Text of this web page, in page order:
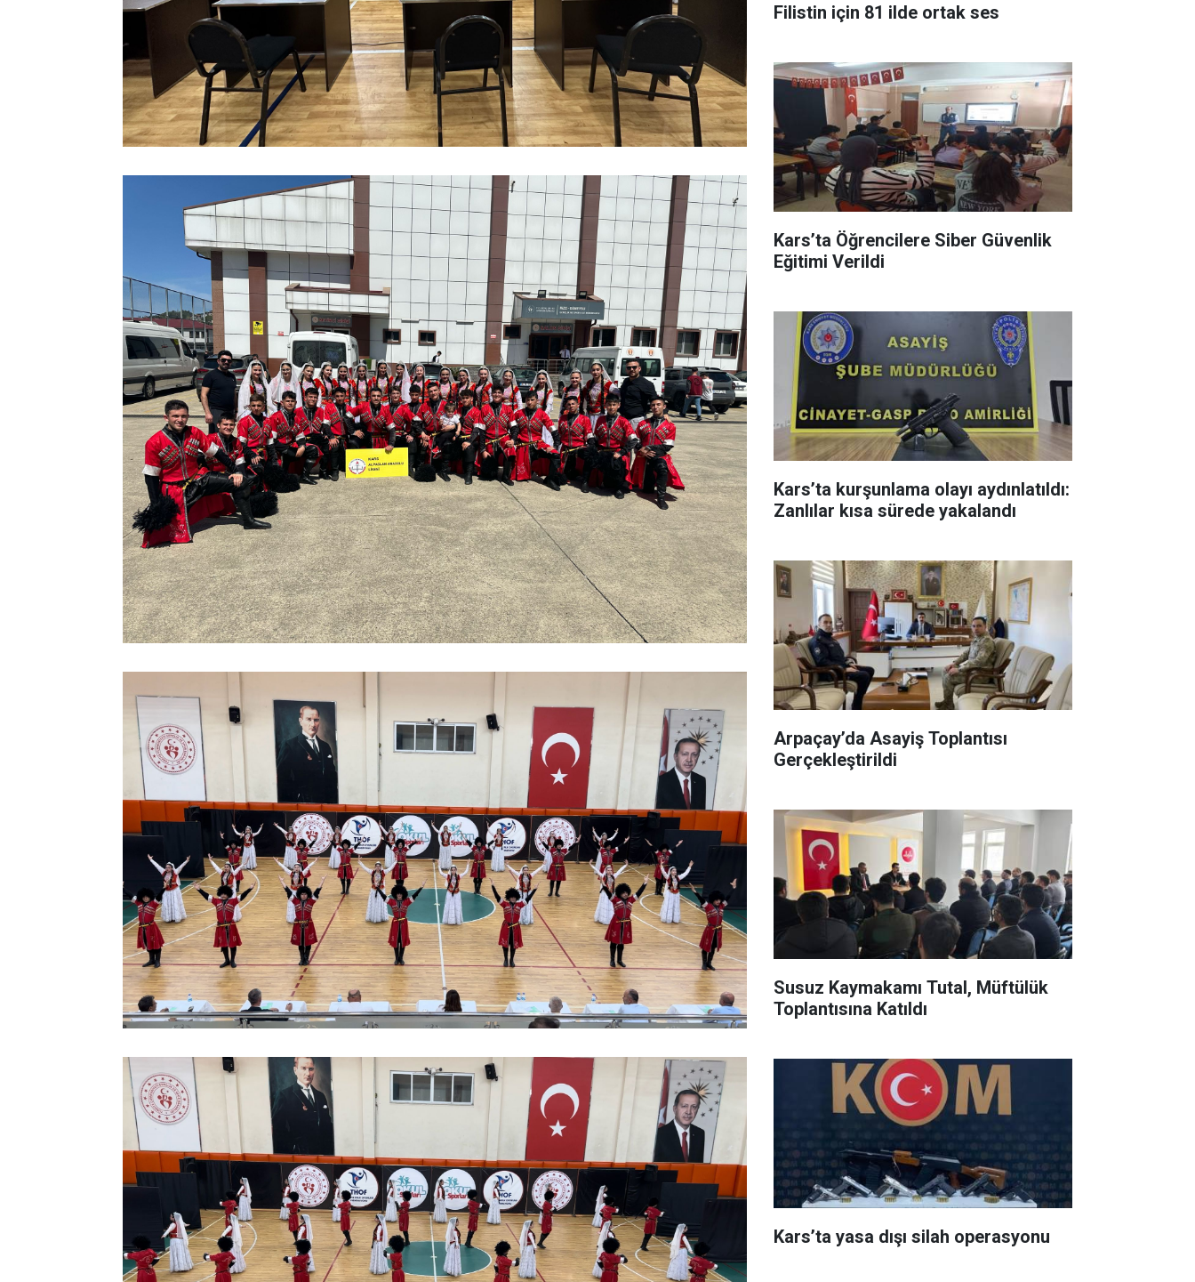
Filistin için 81 ilde ortak ses
Kars’ta Öğrencilere Siber Güvenlik
Eğitimi Verildi
Kars’ta kurşunlama olayı aydınlatıldı:
Zanlılar kısa sürede yakalandı
Arpaçay’da Asayiş Toplantısı
Gerçekleştirildi
Susuz Kaymakamı Tutal, Müftülük
Toplantısına Katıldı
Kars’ta yasa dışı silah operasyonu